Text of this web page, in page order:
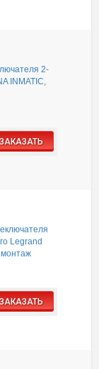
2-
INMATIC,
ЗАКАЗАТЬ
Legrand
монтаж
ЗАКАЗАТЬ